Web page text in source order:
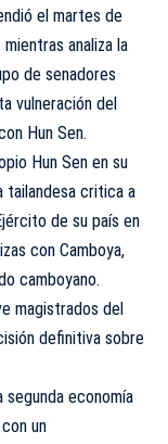
el martes de
analiza la
de senadores
vulneración del
Hun Sen.
Hun Sen en su
tailandesa critica a
de su país en
con Camboya,
camboyano.
magistrados del
definitiva sobre
segunda economía
un